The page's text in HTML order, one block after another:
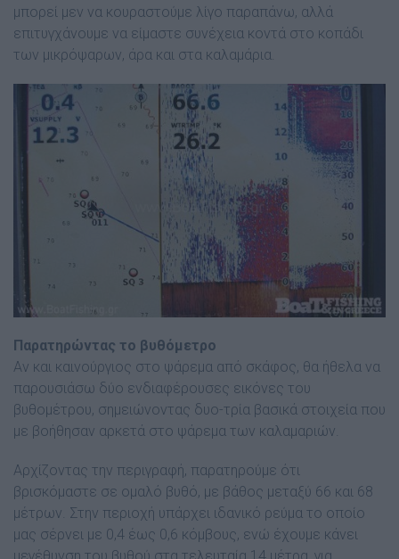
µπορεί µεν να κουραστούµε λίγο παραπάνω, αλλά
επιτυγχάνουµε να είµαστε συνέχεια κοντά στο κοπάδι
των µικρόψαρων, άρα και στα καλαµάρια.
Παρατηρώντας το βυθόµετρο
Αν και καινούργιος στο ψάρεµα από σκάφος, θα ήθελα να
παρουσιάσω δύο ενδιαφέρουσες εικόνες του
βυθοµέτρου, σηµειώνοντας δυο-τρία βασικά στοιχεία που
µε βοήθησαν αρκετά στο ψάρεµα των καλαµαριών.
Αρχίζοντας την περιγραφή, παρατηρούµε ότι
βρισκόµαστε σε οµαλό βυθό, µε βάθος µεταξύ 66 και 68
µέτρων. Στην περιοχή υπάρχει ιδανικό ρεύµα το οποίο
µας σέρνει µε 0,4 έως 0,6 κόµβους, ενώ έχουµε κάνει
µεγέθυνση του βυθού στα τελευταία 14 µέτρα, για